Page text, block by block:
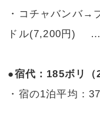
・コチャバンバ→
ドル(7,200円) …
●宿代：185ボリ（
・宿の1泊平均：